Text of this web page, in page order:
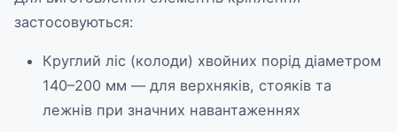
застосовуються:
Круглий ліс (колоди) хвойних порід діаметром
140–200 мм — для верхняків, стояків та
лежнів при значних навантаженнях